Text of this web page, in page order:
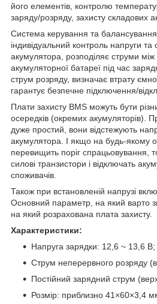
його елементів, контролю
заряду/розряду, захисту складових
Система керування та
індивідуальний контроль напруги
акумулятора, розподіляє струми
акумуляторної батареї під час
струм розряду, визначає втрату
гарантує безпечне підключення/
Плати захисту BMS можуть бути
осередків (окремих акумуляторів).
дуже простий, вони відстежують
акумулятора. І якщо на будь-якому
перевищить поріг спрацьовування,
силові транзистори і відключать
споживачів.
Також при встановленій напрузі
Основний параметр, на який варто
на який розрахована плата захисту.
Характеристики:
Напруга зарядки: 12,6 ~ 13,6 В;
Струм неперервного розряду
Постійний зарядний струм
Розмір: приблизно 41×60×3,4